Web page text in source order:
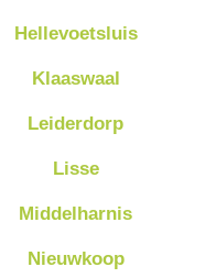
Hellevoetsluis
Klaaswaal
Leiderdorp
Lisse
Middelharnis
Nieuwkoop